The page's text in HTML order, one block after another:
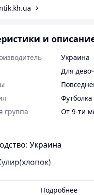
и
Украина
Для
Футболка
группа
От 9-ти
Украина
: 74-80;80-86;86-92;92-
122 смПодробнее